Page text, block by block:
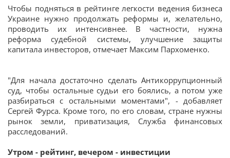
Чтобы подняться в рейтинге легкости ведения бизнеса
Украине нужно продолжать реформы и, желательно,
проводить их интенсивнее. В частности, нужна
реформасудебной системы, улучшение защиты
капитала инвесторов, отмечает Максим Пархоменко.
"Для начала достаточно сделать Антикоррупционный
суд, чтобы остальные судьи его боялись, а потом уже
разбираться с остальными моментами", - добавляет
Сергей Фурса. Кроме того, по его словам, стране нужны
рынок земли, приватизация, Служба финансовых
расследований.
Утром - рейтинг, вечером - инвестиции